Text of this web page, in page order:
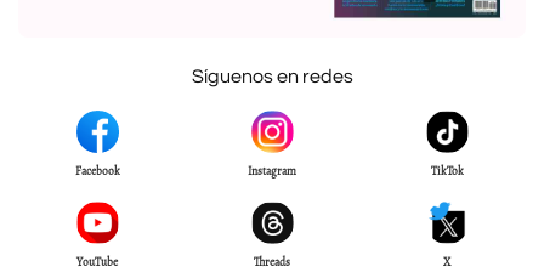
Síguenos en redes
Facebook Instagram TikTok
YouTube Threads X